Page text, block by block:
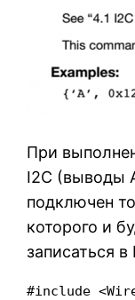
При
I2C (выводы
подключен
которого и
записаться в
#include